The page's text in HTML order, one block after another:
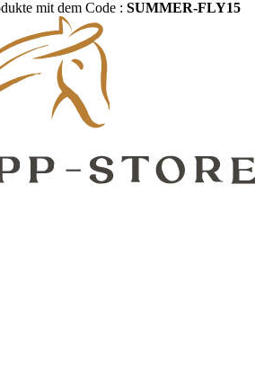
mit dem Code : SUMMER-FLY15